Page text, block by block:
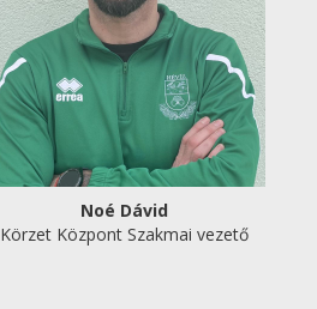
Noé Dávid
Körzet Központ Szakmai vezető